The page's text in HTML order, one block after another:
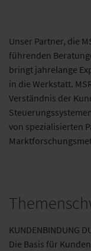
Unser Partner, die
führenden
bringt jahrelange
in die Werkstatt.
Verständnis der
von spezialisierten
KUNDENBINDUNG
Die Basis für